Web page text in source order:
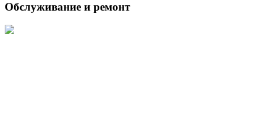
Обслуживание и ремонт